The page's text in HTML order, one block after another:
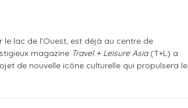
le lac de l'Ouest, est déjà au centre de
magazine Travel + Leisure Asia(T+L) a
de nouvelle icône culturelle qui propulsera le